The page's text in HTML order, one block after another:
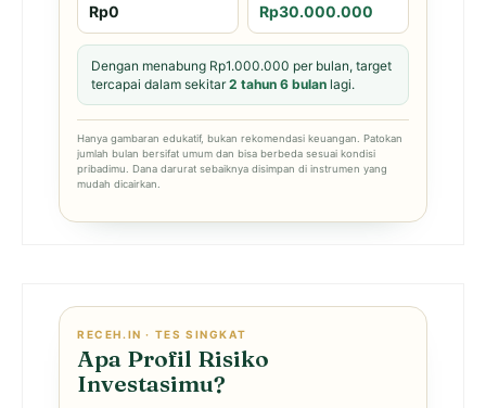
Rp0 Rp30.000.000
Dengan menabung Rp1.000.000 per bulan, target
tercapai dalam sekitar2 tahun 6 bulan lagi.
Hanya gambaran edukatif, bukan rekomendasi keuangan. Patokan
jumlah bulan bersifat umum dan bisa berbeda sesuai kondisi
pribadimu. Dana darurat sebaiknya disimpan di instrumen yang
mudah dicairkan.
RECEH.IN · TES SINGKAT
Apa Profil Risiko
Investasimu?